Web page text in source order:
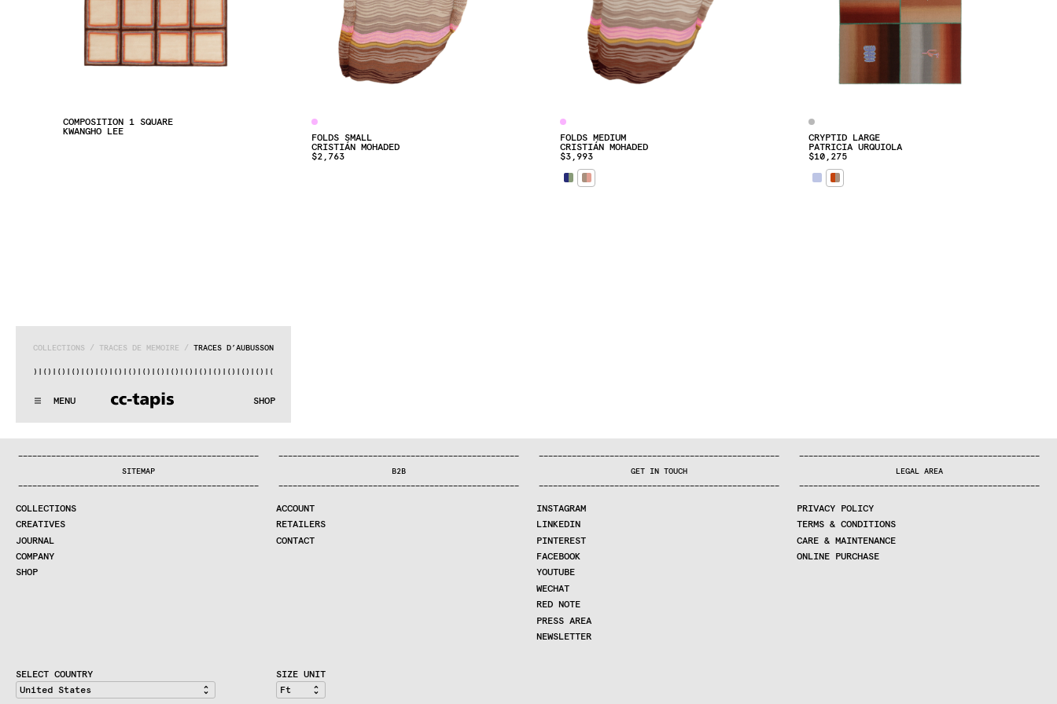
MENU SHOP
COLLECTIONS / TRACES DE MEMOIRE / TRACES D’AUBUSSON
()|() |() |() |() |() |() |() |() |() |() |() |() |() |() |() |() |
:^:..:^:. .:^:..:^:..:^:..:^:. .:^:..
WE MAKE RUGS
COMPANY
CONTRACT DIVISION
SHOP
COMPOSITION 1 SQUARE
KWANGHO LEE
FOLDS SMALL
CRISTIÁN MOHADED
$2,763
FOLDS MEDIUM
CRISTIÁN MOHADED
$3,993
CRYPTID LARGE
PATRICIA URQUIOLA
$10,275
———————————————————————————————————————————————————
SITEMAP
———————————————————————————————————————————————————
COLLECTIONS
CREATIVES
JOURNAL
COMPANY
SHOP
———————————————————————————————————————————————————
B2B
———————————————————————————————————————————————————
ACCOUNT
RETAILERS
CONTACT
———————————————————————————————————————————————————
GET IN TOUCH
———————————————————————————————————————————————————
INSTAGRAM
LINKEDIN
PINTEREST
FACEBOOK
YOUTUBE
WECHAT
RED NOTE
PRESS AREA
NEWSLETTER
———————————————————————————————————————————————————
LEGAL AREA
———————————————————————————————————————————————————
PRIVACY POLICY
TERMS & CONDITIONS
CARE & MAINTENANCE
ONLINE PURCHASE
SELECT COUNTRY SIZE UNIT